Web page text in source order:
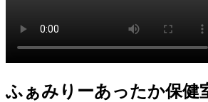
ふぁみりーあったか保健